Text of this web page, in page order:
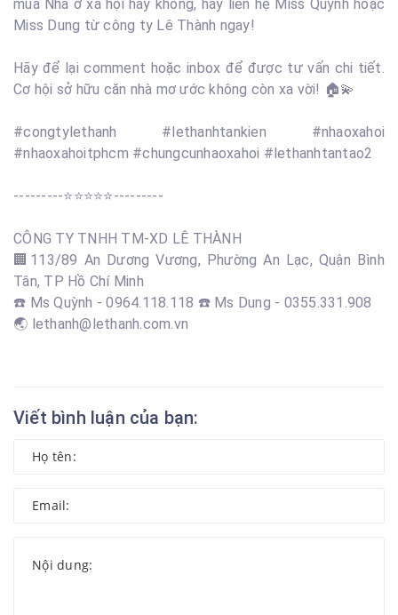
mua Nhà ở xã hội hay không, hãy liên hệ Miss Quỳnh hoặc
Miss Dung từ công ty Lê Thành ngay!
Hãy để lại comment hoặc inbox để được tư vấn chi tiết.
Cơ hội sở hữu căn nhà mơ ước không còn xa vời! 🏠💫
#congtylethanh #lethanhtankien #nhaoxahoi
#nhaoxahoitphcm #chungcunhaoxahoi #lethanhtantao2
---------⭐️⭐️⭐️⭐️⭐️---------
CÔNG TY TNHH TM-XD LÊ THÀNH
🏢113/89 An Dương Vương, Phường An Lạc, Quận Bình
Tân, TP Hồ Chí Minh
☎️ Ms Quỳnh - 0964.118.118 ☎️ Ms Dung - 0355.331.908
🌏 lethanh@lethanh.com.vn
Viết bình luận của bạn: